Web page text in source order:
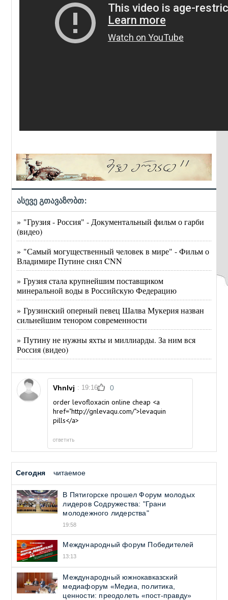
ასევე გთავაზობთ:
» "Грузия - Россия" - Документальный фильм о гарби
(видео)
» "Самый могущественный человек в мире" - Фильм о
Владимире Путине снял CNN
» Грузия стала крупнейшим поставщиком
минеральной воды в Российскую Федерацию
» Грузинский оперный певец Шалва Мукерия назван
сильнейшим тенором современности
» Путину не нужны яхты и миллиарды. За ним вся
Россия (видео)
Vhnlvj : 19:16 0
order levofloxacin online cheap <a
href="http://gnlevaqu.com/">levaquin
pills</a>
ответить
Сегодня читаемое
В Пятигорске прошел Форум молодых
лидеров Содружества: "Грани
молодежного лидерства"
19:58
Международный форум Победителей
13:13
Международный южнокавказский
медиафорум «Медиа, политика,
ценности: преодолеть «пост-правду»